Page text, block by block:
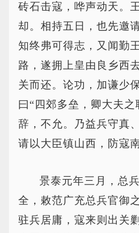
砖石击寇，哗声动天。
却。相持五日，也先邀
知终弗可得志，又闻勤
路，遂拥上皇由良乡西
关而还。论功，加谦少
曰“四郊多垒，卿大夫之
辞，不允。乃益兵守真
请以大臣镇山西，防寇南
景泰元年三月，总
全，敕范广充总兵官御
驻兵居庸，寇来则出关